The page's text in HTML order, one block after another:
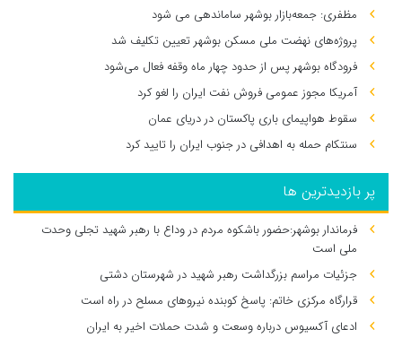
مظفری: جمعه‌بازار بوشهر ساماندهی می‌ شود
پروژه‌های نهضت ملی مسکن بوشهر تعیین تکلیف شد
فرودگاه بوشهر پس از حدود چهار ماه وقفه فعال می‌شود
آمریکا مجوز عمومی فروش نفت ایران را لغو کرد
سقوط هواپیمای باری پاکستان در دریای عمان
سنتکام حمله به اهدافی در جنوب ایران را تایید کرد
پر بازدیدترین ها
فرماندار بوشهر:حضور باشکوه مردم در وداع با رهبر شهید تجلی وحدت
ملی است
جزئیات مراسم بزرگداشت رهبر شهید در شهرستان دشتی
قرارگاه مرکزی خاتم: پاسخ کوبنده نیروهای مسلح در راه است
ادعای آکسیوس درباره وسعت و شدت حملات اخیر به ایران